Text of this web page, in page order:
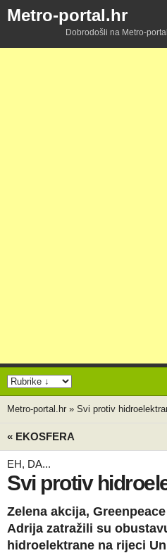
Metro-portal.hr
Dobrodošli na Metro-
Metro-portal.hr » Svi protiv
« EKOSFERA
EH, DA...
Svi protiv
Zelena akcija,
Adrija zatražili su
hidroelektrane na rijeci